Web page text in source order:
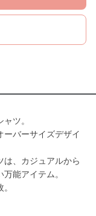
ツ。
ーバーサイズデザイ
は、カジュアルから
能アイテム。